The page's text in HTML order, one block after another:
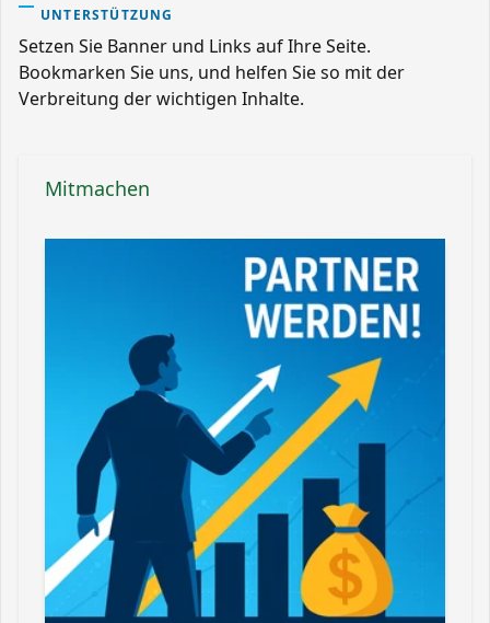
UNTERSTÜTZUNG
Setzen Sie Banner und Links auf Ihre Seite.
Bookmarken Sie uns, und helfen Sie so mit der
Verbreitung der wichtigen Inhalte.
Mitmachen